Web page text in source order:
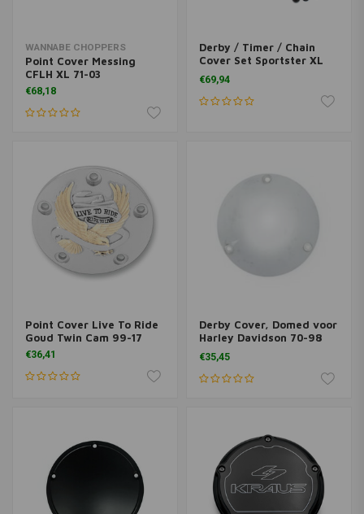
WANNABE CHOPPERS
Point Cover Messing
CFLH XL 71-03
€68,18
Derby / Timer / Chain
Cover Set Sportster XL
04-16
€69,94
Point Cover Live To Ride
Goud Twin Cam 99-17
€36,41
Derby Cover, Domed voor
Harley Davidson 70-98
BT (NU)
€35,45